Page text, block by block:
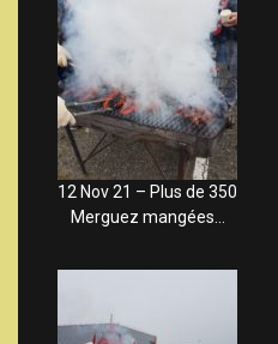
12 Nov 21 – Plus de 350
Merguez mangées…